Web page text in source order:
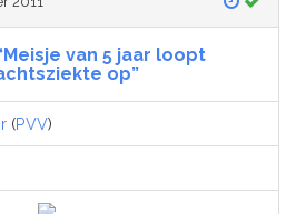
van 5 jaar loopt
op”
(PVV)